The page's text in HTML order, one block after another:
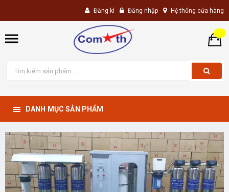
Đăng kí Đăng nhập Hệ thống cửa hàng
DANH MỤC SẢN PHẨM